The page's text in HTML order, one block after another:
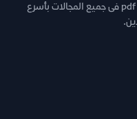
والروايات والقصص وغيرها من كتب مجانية pdf فى جميع المجالات بأسرع